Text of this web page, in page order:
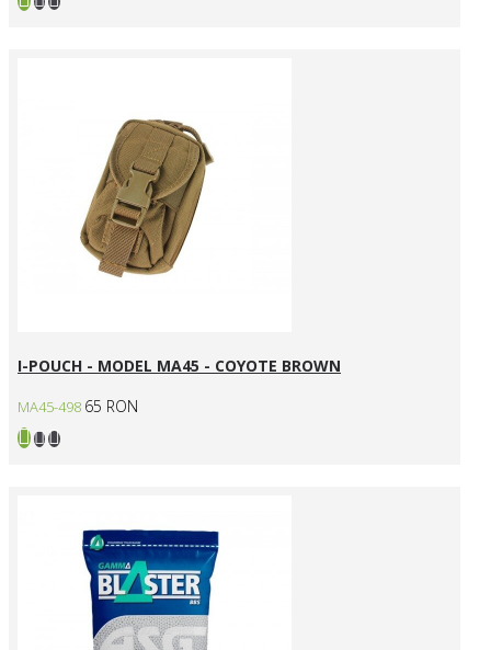
I-POUCH - MODEL MA45 - COYOTE BROWN
MA45-498 65 RON